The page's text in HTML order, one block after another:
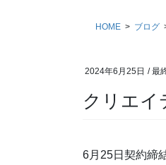
HOME ブログ
2024年6月25日 / 最
クリエイ
6月25日契約締